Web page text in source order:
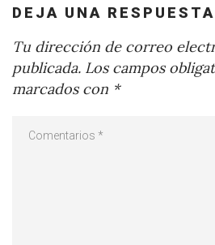
DEJA UNA RESPUESTA
Tu dirección de correo
publicada. Los campos
marcados con *